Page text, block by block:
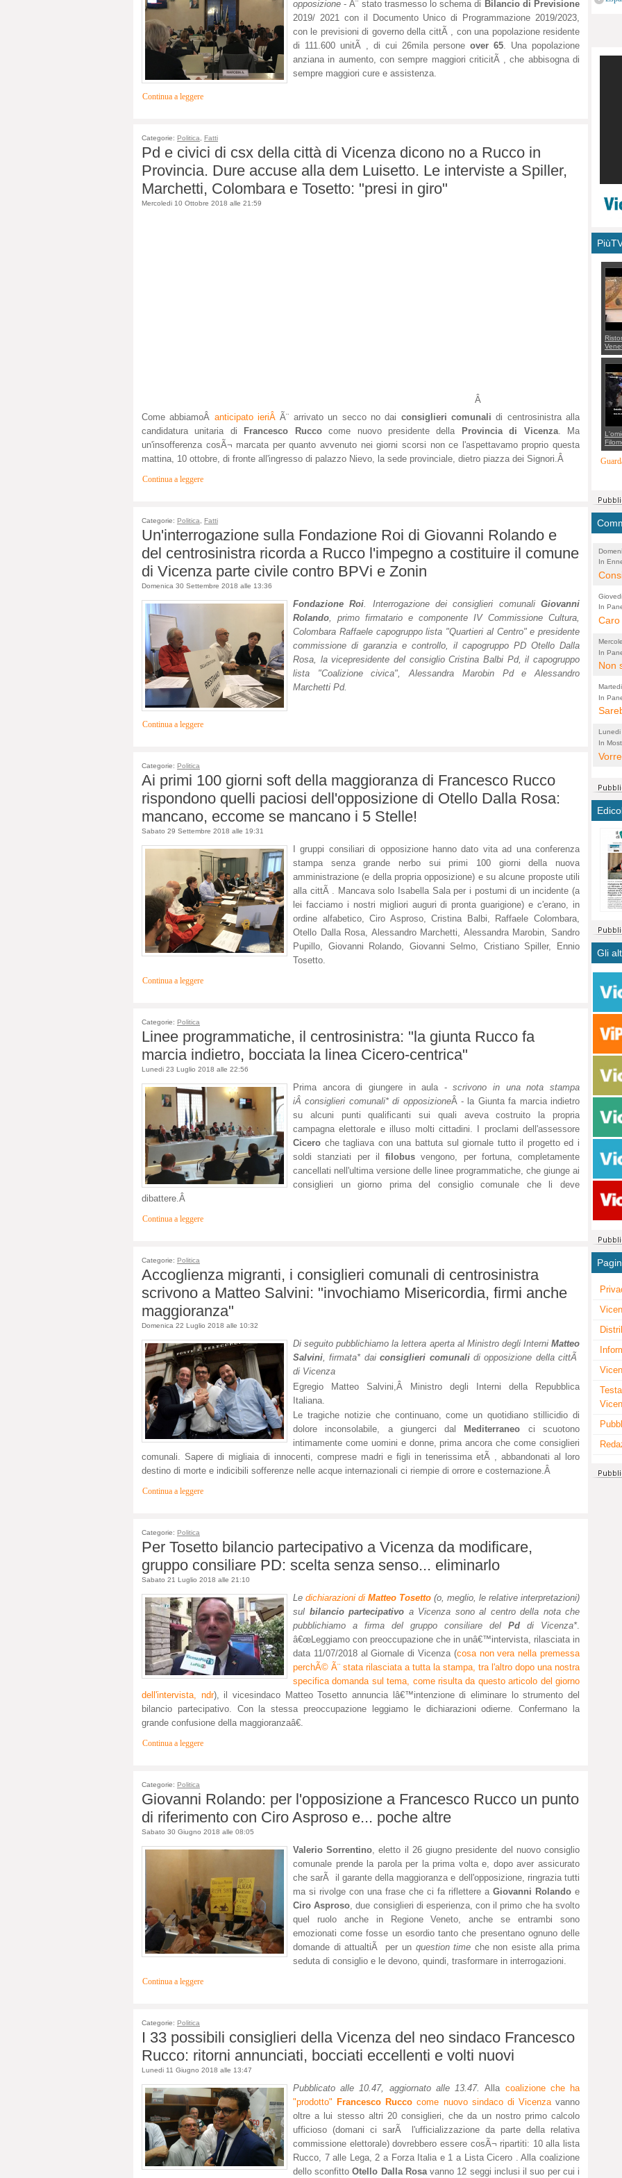
opposizione - Ã¨ stato trasmesso lo schema di Bilancio di Previsione
2019/ 2021 con il Documento Unico di Programmazione 2019/2023,
con le previsioni di governo della cittÃ , con una popolazione residente
di 111.600 unitÃ , di cui 26mila persone over 65. Una popolazione
anziana in aumento, con sempre maggiori criticitÃ , che abbisogna di
sempre maggiori cure e assistenza.
Continua a leggere
Categorie: Politica Fatti
Pd e civici di csx della città di Vicenza dicono no a Rucco in
Provincia. Dure accuse alla dem Luisetto. Le interviste a Spiller,
Marchetti, Colombara e Tosetto: "presi in giro"
Mercoledi 10 Ottobre 2018 alle 21:59
Â
Come abbiamoÂ anticipato ieriÂÃ¨ arrivato un secco no dai consiglieri comunali di centrosinistra alla
candidatura unitaria di
Francesco Ruccocome nuovo presidente della Provincia di Vicenza. Ma
un'insofferenza cosÃ¬ marcata per quanto avvenuto nei giorni scorsi non ce l'aspettavamo proprio questa
mattina, 10 ottobre, di fronte all'ingresso di palazzo Nievo, la sede provinciale, dietro piazza dei Signori.Â
Continua a leggere
Categorie: Politica, Fatti
Un'interrogazione sulla Fondazione Roi di Giovanni Rolando e
del centrosinistra ricorda a Rucco l'impegno a costituire il comune
di Vicenza parte civile contro BPVi e Zonin
Domenica 30 Settembre 2018 alle 13:36
Fondazione Roi. Interrogazione dei consiglieri comunaliGiovanni
Rolando, primo firmatario e componente IV Commissione Cultura,
Colombara Raffaele capogruppo lista "Quartieri al Centro" e presidente
commissione di garanzia e controllo, il capogruppo PD Otello Dalla
Rosa, la vicepresidente del consiglio Cristina Balbi Pd, il capogruppo
lista "Coalizione civica", Alessandra Marobin Pd e Alessandro
Marchetti Pd.
Continua a leggere
Categorie: Politica
Ai primi 100 giorni soft della maggioranza di Francesco Rucco
rispondono quelli paciosi dell'opposizione di Otello Dalla Rosa:
mancano, eccome se mancano i 5 Stelle!
Sabato 29 Settembre 2018 alle 19:31
I gruppi consiliari di opposizione hanno dato vita ad una conferenza
stampa senza grande nerbo sui primi 100 giorni della nuova
amministrazione (e della propria opposizione) e su alcune proposte utili
alla cittÃ . Mancava solo Isabella Sala per i postumi di un incidente (a
lei facciamo i nostri migliori auguri di pronta guarigione) e c'erano, in
ordine alfabetico, Ciro Asproso, Cristina Balbi, Raffaele Colombara,
Otello Dalla Rosa, Alessandro Marchetti, Alessandra Marobin, Sandro
Pupillo, Giovanni Rolando, Giovanni Selmo, Cristiano Spiller, Ennio
Tosetto.
Continua a leggere
Categorie: Politica
Linee programmatiche, il centrosinistra: "la giunta Rucco fa
marcia indietro, bocciata la linea Cicero-centrica"
Lunedi 23 Luglio 2018 alle 22:56
Prima ancora di giungere in aula -scrivono in una nota stampa
iÂ consiglieri comunali* di opposizioneÂ - la Giunta fa marcia indietro
su alcuni punti qualificanti sui quali aveva costruito la propria
campagna elettorale e illuso molti cittadini. I proclami dell'assessore
Cicero che tagliava con una battuta sul giornale tutto il progetto ed i
soldi stanziati per il filobus vengono, per fortuna, completamente
cancellati nell'ultima versione delle linee programmatiche, che giunge ai
consiglieri un giorno prima del consiglio comunale che li deve
dibattere.Â
Continua a leggere
Categorie: Politica
Accoglienza migranti, i consiglieri comunali di centrosinistra
scrivono a Matteo Salvini: "invochiamo Misericordia, firmi anche
maggioranza"
Domenica 22 Luglio 2018 alle 10:32
Di seguito pubblichiamo la lettera aperta al Ministro degli Interni Matteo
Salvini, firmata* daiconsiglieri comunali di opposizione della cittÃ
di Vicenza
Egregio Matteo Salvini,Â
Ministro degli Interni della Repubblica
Italiana.
Le tragiche notizie che continuano, come un quotidiano stillicidio di
dolore inconsolabile, a giungerci dal
Mediterraneo ci scuotono
intimamente come uomini e donne, prima ancora che come consiglieri
comunali. Sapere di migliaia di innocenti, comprese madri e figli in tenerissima etÃ , abbandonati al loro
destino di morte e indicibili sofferenze nelle acque internazionali ci riempie di orrore e costernazione.Â
Continua a leggere
Categorie: Politica
Per Tosetto bilancio partecipativo a Vicenza da modificare,
gruppo consiliare PD: scelta senza senso... eliminarlo
Sabato 21 Luglio 2018 alle 21:10
Le dichiarazioni di Matteo Tosetto (o, meglio, le relative interpretazioni)
sul bilancio partecipativo a Vicenza sono al centro della nota che
pubblichiamo a firma del gruppo consiliare del Pd di Vicenza*.
â€œLeggiamo con preoccupazione che in unâ€™intervista, rilasciata in
data 11/07/2018 al Giornale di Vicenza (cosa non vera nella premessa
perchÃ© Ã¨ stata rilasciata a tutta la stampa, tra l'altro dopo una nostra
specifica domanda sul tema, come risulta da questo articolo del giorno
dell'intervista, ndr), il vicesindaco Matteo Tosetto annuncia lâ€™intenzione di eliminare lo strumento del
bilancio partecipativo. Con la stessa preoccupazione leggiamo le dichiarazioni odierne. Confermano la
grande confusione della maggioranzaâ€.
Continua a leggere
Categorie: Politica
Giovanni Rolando: per l'opposizione a Francesco Rucco un punto
di riferimento con Ciro Asproso e... poche altre
Sabato 30 Giugno 2018 alle 08:05
Valerio Sorrentino, eletto il 26 giugno presidente del nuovo consiglio
comunale prende la parola per la prima volta e, dopo aver assicurato
che sarÃ il garante della maggioranza e dell'opposizione, ringrazia tutti
ma si rivolge con una frase che ci fa riflettere a Giovanni Rolando e
Ciro Asproso, due consiglieri di esperienza, con il primo che ha svolto
quel ruolo anche in Regione Veneto, anche se entrambi sono
emozionati come fosse un esordio tanto che presentano ognuno delle
domande di attualtiÃ per un question time che non esiste alla prima
seduta di consiglio e le devono, quindi, trasformare in interrogazioni.
Continua a leggere
Categorie: Politica
I 33 possibili consiglieri della Vicenza del neo sindaco Francesco
Rucco: ritorni annunciati, bocciati eccellenti e volti nuovi
Lunedi 11 Giugno 2018 alle 13:47
Pubblicato alle 10.47, aggiornato alle 13.47.Allacoalizione che ha
"prodotto" Francesco Ruccocome nuovo sindaco di Vicenzavanno
oltre a lui stesso altri 20 consiglieri, che da un nostro primo calcolo
ufficioso (domani ci sarÃ l'ufficializzazione da parte della relativa
commissione elettorale) dovrebbero essere cosÃ¬ ripartiti: 10 alla lista
Rucco, 7 alle Lega, 2 a Forza Italia e 1 a Lista Cicero . Alla coalizione
dello sconfittoOtello Dalla Rosavanno 12 seggi inclusi il suo per cui i
con
In
per
che
qui
PER
In
Caro
sono
(non
dal
Ora
la
ma
pace
fatto
In
Non
la
a
dei
In
città,
In
di
e
alta
Gli